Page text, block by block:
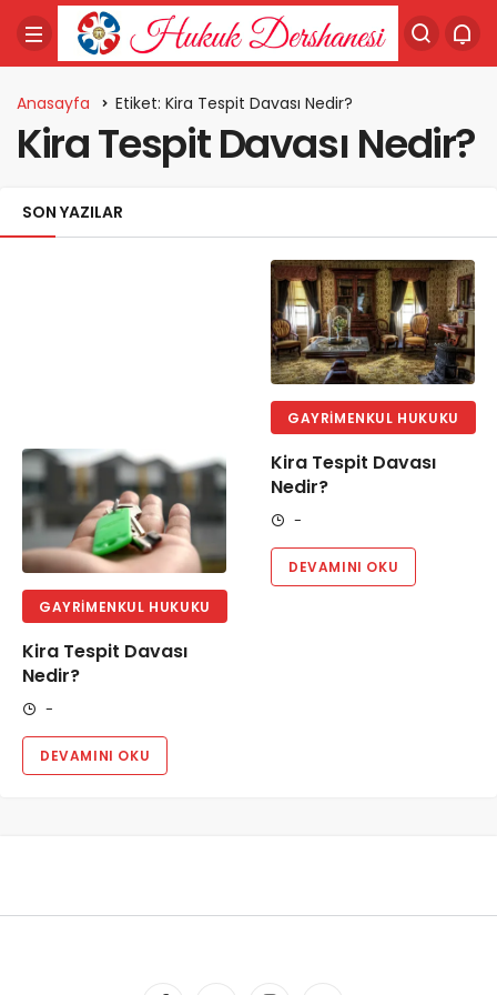
Anasayfa Etiket: Kira Tespit Davası Nedir?
Kira Tespit Davası Nedir?
SON YAZILAR
GAYRIMENKUL HUKUKU
Kira Tespit Davası
Nedir?
-
DEVAMINI OKU
GAYRIMENKUL HUKUKU
Kira Tespit Davası
Nedir?
-
DEVAMINI OKU